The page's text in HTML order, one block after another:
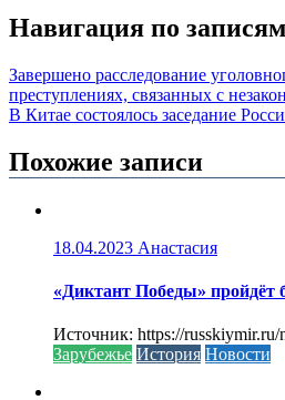
Навигация по записям
Завершено расследование
преступлениях, связанных с
В Китае состоялось заседание
Похожие записи
18.04.2023 Анастасия
«Диктант Победы» пройдёт
Источник: https://russkiymir.ru/
Зарубежье История Новости